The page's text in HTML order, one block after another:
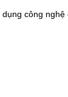
công